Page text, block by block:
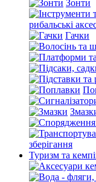
Зонти
рибальські
Гачки
зберігання
Туризм та